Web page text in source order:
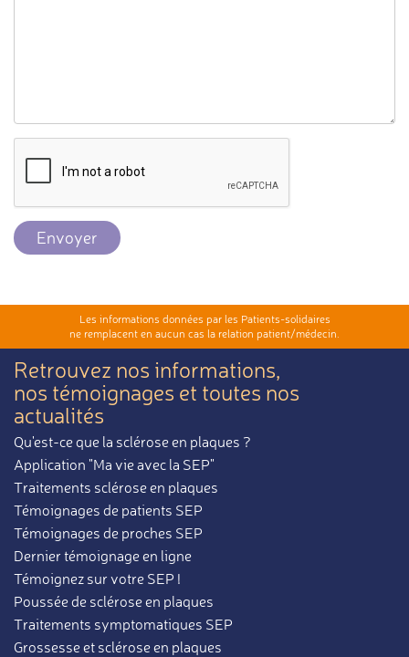
Envoyer
Les informations données par les Patients-solidaires
ne remplacent en aucun cas la relation patient/médecin.
Retrouvez nos informations,
nos témoignages et toutes nos
actualités
Qu'est-ce que la sclérose en plaques ?
Application "Ma vie avec la SEP"
Traitements sclérose en plaques
Témoignages de patients SEP
Témoignages de proches SEP
Dernier témoignage en ligne
Témoignez sur votre SEP !
Poussée de sclérose en plaques
Traitements symptomatiques SEP
Grossesse et sclérose en plaques